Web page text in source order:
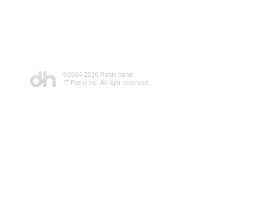
©2004-2026 Robin panel
IT Patrol inc. All right reserved.